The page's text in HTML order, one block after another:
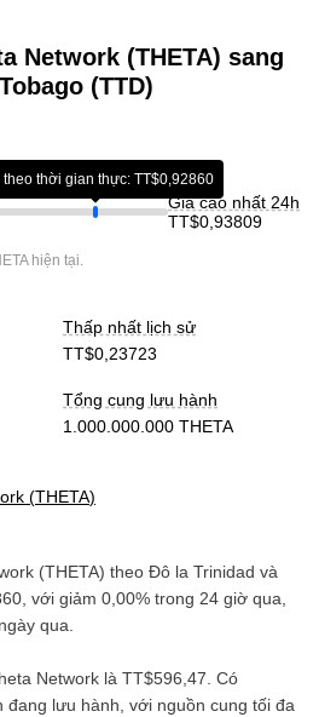
Network (THETA) sang
(TTD)
theo thời gian thực: TT$0,92860
Giá cao nhất 24h
TT$0,93809
hiện tại.
Thấp nhất lịch sử
TT$0,23723
Tổng cung lưu hành
1.000.000.000 THETA
(THETA)
(THETA) theo Đô la Trinidad và
, với giảm 0,00% trong 24 giờ qua,
qua.
Network là TT$596,47 . Có
đang lưu hành, với nguồn cung tối đa